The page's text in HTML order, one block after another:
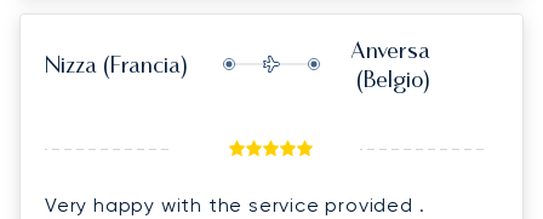
Nizza (Francia)
Anversa
(Belgio)
Very happy with the service provided .